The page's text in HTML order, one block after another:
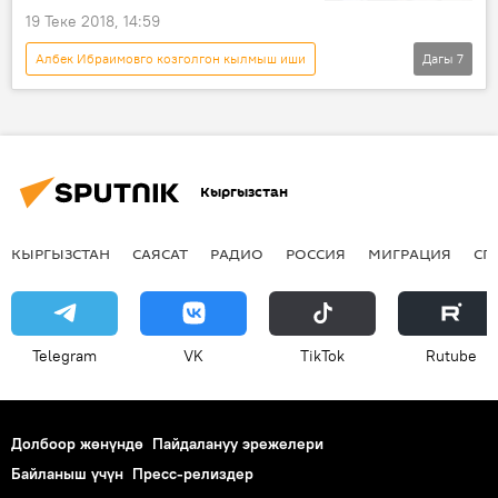
19 Теке 2018, 14:59
Албек Ибраимовго козголгон кылмыш иши
Окуялар
Кыргызстан
Дагы 7
Кыргызстан
КЫРГЫЗСТАН САЯСАТ РАДИО РОССИЯ МИГРАЦИЯ
Telegram VK ТikТоk Rutube
Долбоор жөнүндө Пайдалануу эрежелери
Байланыш үчүн Пресс-релиздер